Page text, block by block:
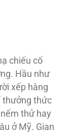
chiếu cố
Hầu như
xếp hàng
thưởng thức
thử hay
ở Mỹ. Gian